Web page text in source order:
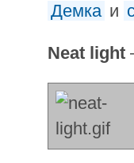
Демка и
Neat light